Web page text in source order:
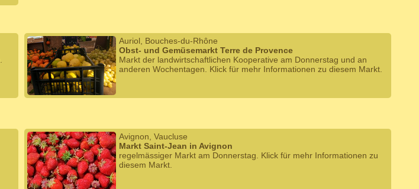
Auriol, Bouches-du-Rhône
Obst- und Gemüsemarkt Terre de Provence
Markt der landwirtschaftlichen Kooperative am Donnerstag und an
anderen Wochentagen. Klick für mehr Informationen zu diesem Markt.
Avignon, Vaucluse
Markt Saint-Jean in Avignon
regelmässiger Markt am Donnerstag. Klick für mehr Informationen zu
diesem Markt.